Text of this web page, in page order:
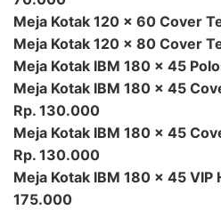
Meja Kotak 120 x 60 Cover
Meja Kotak 120 x 80 Cover
Meja Kotak IBM 180 x 45
Meja Kotak IBM 180 x 45
Rp. 130.000
Meja Kotak IBM 180 x 45
Rp. 130.000
Meja Kotak IBM 180 x 45 VIP
175.000